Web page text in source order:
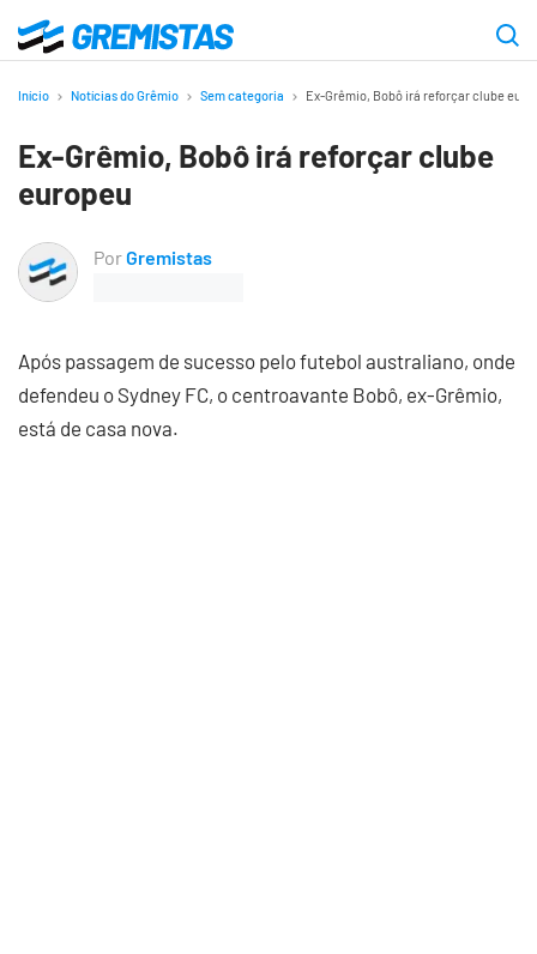
para
principal
Gremistas
Início Notícias do Grêmio Sem categoria Ex-Grêmio, Bobô irá reforçar clube
Ex-Grêmio, Bobô irá reforçar clube
europeu
PorGremistas
Após passagem de sucesso pelo futebol australiano, onde
defendeu o Sydney FC, o centroavante Bobô, ex-Grêmio,
está de casa nova.